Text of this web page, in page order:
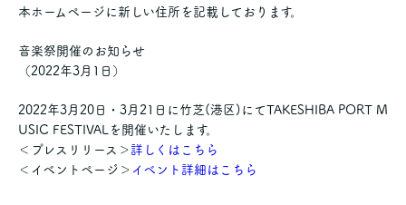
本ホームページに新しい住所を記載しております。
音楽祭開催のお知らせ
（2022年3月1日）
2022年3月20日・3月21日に竹芝(港区)にてTAKESHIBA PORT M
USIC FESTIVALを開催いたします。
＜プレスリリース＞ 詳しくはこちら
＜イベントページ＞ イベント詳細はこちら